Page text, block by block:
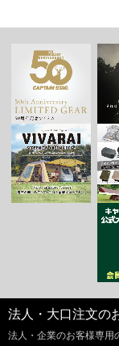
法人・大口注文の
法人・企業のお客様専用